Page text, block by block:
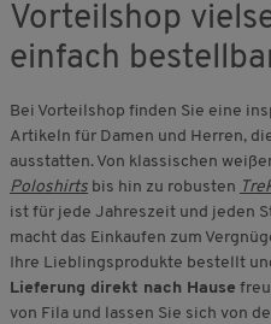
Vorteilshop
einfach
Bei Vorteilshop finden Sie eine
Artikeln für Damen und Herren,
ausstatten. Von klassischen
Poloshirts bis hin zu robusten
ist für jede Jahreszeit und jeden
macht das Einkaufen zum
Ihre Lieblingsprodukte bestellt
Lieferung direkt nach Hause
von Fila und lassen Sie sich von